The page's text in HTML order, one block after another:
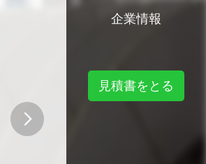
企業情報
見積書をとる